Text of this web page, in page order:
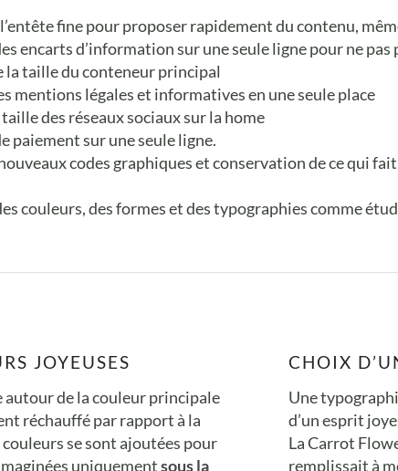
fine pour proposer rapidement du contenu,
encarts d’information sur une seule ligne pour ne
taille du conteneur principal
mentions légales et informatives en une seule place
des réseaux sociaux sur la home
paiement sur une seule ligne.
codes graphiques et conservation de ce qui
couleurs, des formes et des typographies comme
JOYEUSES
autour de la couleur principale
réchauffé par rapport à la
se sont ajoutées pour
uniquementsous la
CHOIX
Une
d’un esprit
La Carrot
remplissait à